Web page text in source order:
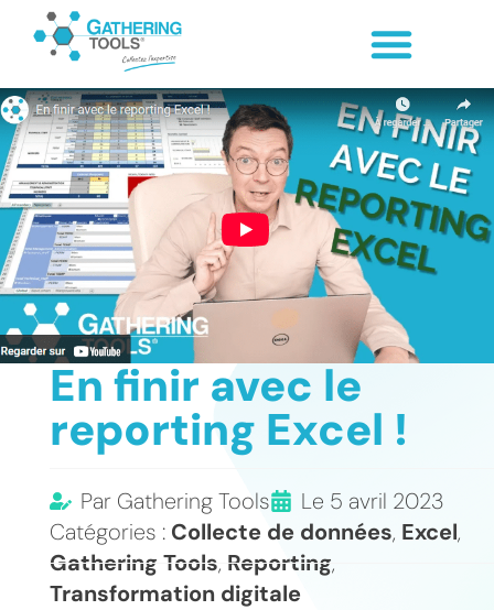
En finir avec le
reporting Excel !
ParGathering Tools Le 5 avril 2023
Catégories : Collecte de données, Excel,
Gathering Tools, Reporting,
Transformation digitale
Panneau de gestion des cookies